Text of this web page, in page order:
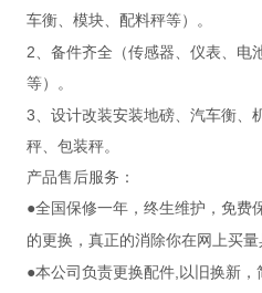
车衡、模块、配料秤等）。
2、备件齐全（传感器、仪表、电
等）。
3、设计改装安装地磅、汽车衡、
秤、包装秤。
产品售后服务：
●全国保修一年，终生维护，免费
的更换，真正的消除你在网上买
●本公司负责更换配件, 以旧换新